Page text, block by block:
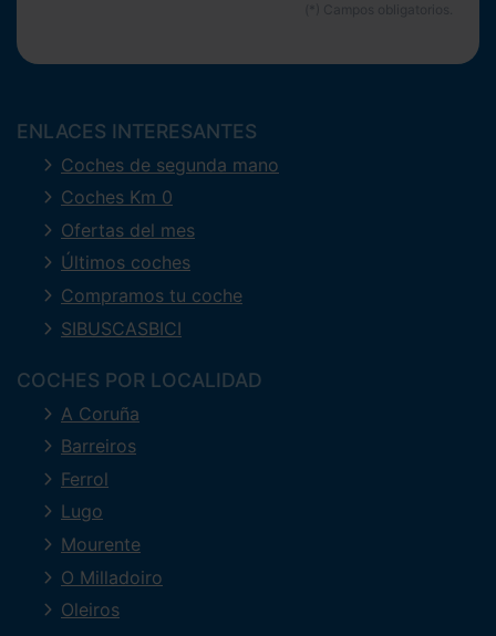
ENLACES INTERESANTES
Coches de segunda mano
Coches Km 0
Ofertas del mes
Últimos coches
Compramos tu coche
SIBUSCASBICI
COCHES POR LOCALIDAD
A Coruña
Barreiros
Ferrol
Lugo
Mourente
O Milladoiro
Oleiros